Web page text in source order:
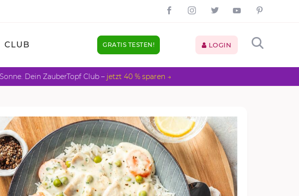
CLUB GRATIS TESTEN! LOGIN
Dein ZauberTopf Club – jetzt 40 % sparen →